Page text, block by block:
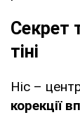
Секрет
тіні
Ніс –
корекції